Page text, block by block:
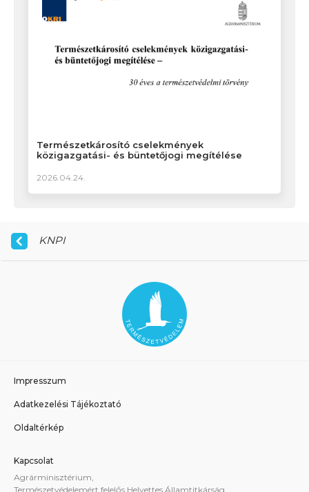
Természetkárosító cselekmények
közigazgatási- és büntetőjogi megítélése
2026.04.24.
KNPI
Impresszum
Adatkezelési Tájékoztató
Oldaltérkép
Kapcsolat
Agrárminisztérium,
Természetvédelemért felelős Helyettes Államtitkárság